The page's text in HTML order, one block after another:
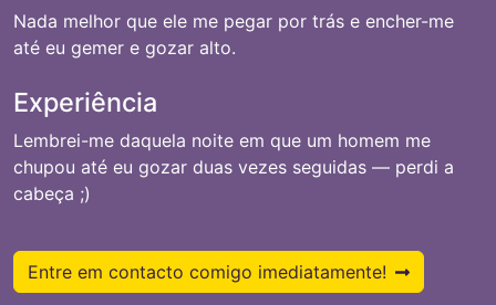
Nada melhor que ele me pegar por trás e encher-me
até eu gemer e gozar alto.
Experiência
Lembrei-me daquela noite em que um homem me
chupou até eu gozar duas vezes seguidas — perdi a
cabeça ;)
Entre em contacto comigo imediatamente!